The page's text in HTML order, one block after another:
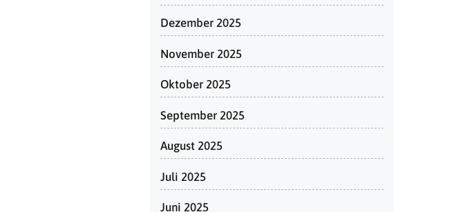
Dezember 2025
November 2025
Oktober 2025
September 2025
August 2025
Juli 2025
Juni 2025